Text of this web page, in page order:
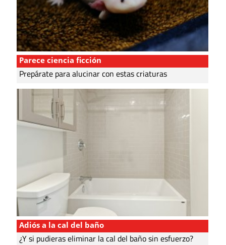
Parece ciencia ficción
Prepárate para alucinar con estas criaturas
Adiós a la cal del baño
¿Y si pudieras eliminar la cal del baño sin esfuerzo?